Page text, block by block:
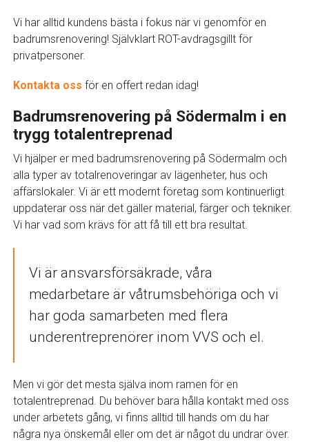
Vi har alltid kundens bästa i fokus när vi genomför en
badrumsrenovering! Självklart ROT-avdragsgillt för
privatpersoner.
Kontakta oss för en offert redan idag!
Badrumsrenovering på Södermalm i en
trygg totalentreprenad
Vi hjälper er med badrumsrenovering på Södermalm och
alla typer av totalrenoveringar av lägenheter, hus och
affärslokaler. Vi är ett modernt företag som kontinuerligt
uppdaterar oss när det gäller material, färger och tekniker.
Vi har vad som krävs för att få till ett bra resultat.
Vi är ansvarsförsäkrade, våra
medarbetare är våtrumsbehöriga och vi
har goda samarbeten med flera
underentreprenörer inom VVS och el.
Men vi gör det mesta själva inom ramen för en
totalentreprenad. Du behöver bara hålla kontakt med oss
under arbetets gång, vi finns alltid till hands om du har
några nya önskemål eller om det är något du undrar över.